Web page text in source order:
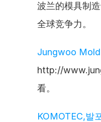
波兰的模具制
全球竞争力。
Jungwoo Mold
http://
看。
KOMOTEC,발